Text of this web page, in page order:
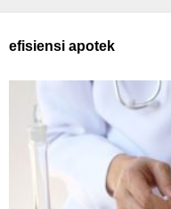
efisiensi apotek